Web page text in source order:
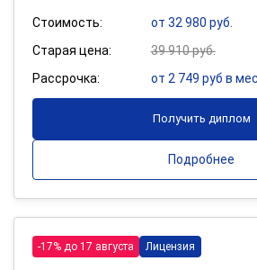
Стоимость:
от 32 980 руб.
Старая цена:
39 910 руб.
Рассрочка:
от 2 749 руб в
Получить диплом
Подробнее
-17% до 17 августа Лицензия